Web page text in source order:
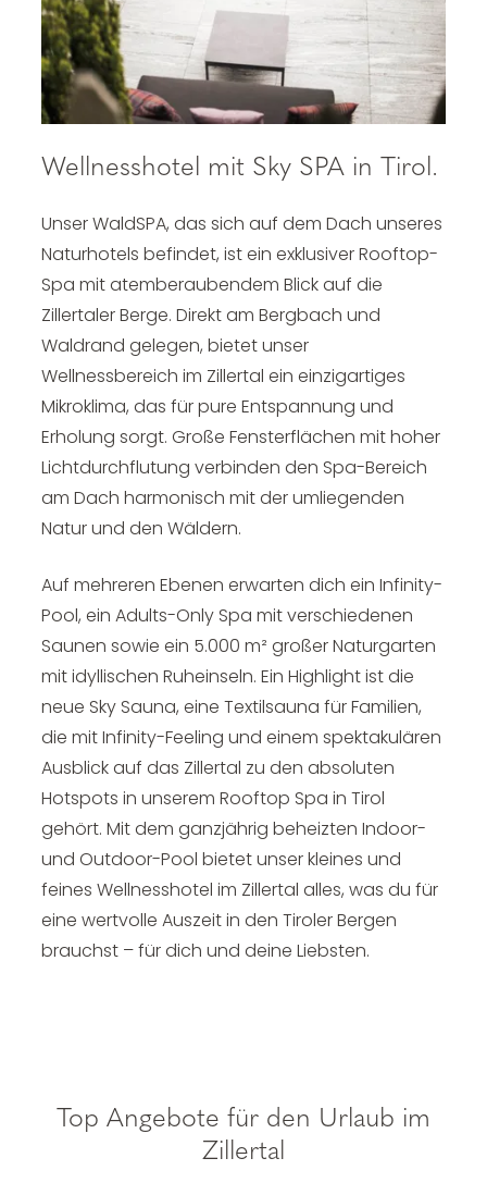
Wellnesshotel mit Sky SPA in Tirol.
Unser WaldSPA, das sich auf dem Dach unseres
Naturhotels befindet, ist ein exklusiver Rooftop-
Spa mit atemberaubendem Blick auf die
Zillertaler Berge. Direkt am Bergbach und
Waldrand gelegen, bietet unser
Wellnessbereich im Zillertal ein einzigartiges
Mikroklima, das für pure Entspannung und
Erholung sorgt. Große Fensterflächen mit hoher
Lichtdurchflutung verbinden den Spa-Bereich
am Dach harmonisch mit der umliegenden
Natur und den Wäldern.
Auf mehreren Ebenen erwarten dich ein Infinity-
Pool, ein Adults-Only Spa mit verschiedenen
Saunen sowie ein 5.000 m² großer Naturgarten
mit idyllischen Ruheinseln. Ein Highlight ist die
neue Sky Sauna, eine Textilsauna für Familien,
die mit Infinity-Feeling und einem spektakulären
Ausblick auf das Zillertal zu den absoluten
Hotspots in unserem Rooftop Spa in Tirol
gehört. Mit dem ganzjährig beheizten Indoor-
und Outdoor-Pool bietet unser kleines und
feines Wellnesshotel im Zillertal alles, was du für
eine wertvolle Auszeit in den Tiroler Bergen
brauchst – für dich und deine Liebsten.
Top Angebote für den Urlaub im
Zillertal